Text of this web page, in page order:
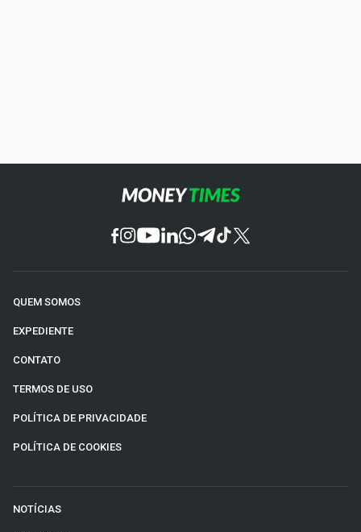
QUEM SOMOS
EXPEDIENTE
CONTATO
TERMOS DE USO
POLÍTICA DE PRIVACIDADE
POLÍTICA DE COOKIES
NOTÍCIAS